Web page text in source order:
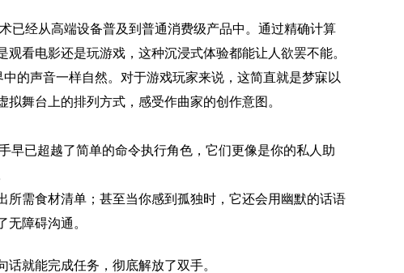
经从高端设备普及到普通消费级产品中。通过精确计算
看电影还是玩游戏，这种沉浸式体验都能让人欲罢不能。
的声音一样自然。对于游戏玩家来说，这简直就是梦寐以
舞台上的排列方式，感受作曲家的创作意图。
早已超越了简单的命令执行角色，它们更像是你的私人助
需食材清单；甚至当你感到孤独时，它还会用幽默的话语
障碍沟通。
就能完成任务，彻底解放了双手。